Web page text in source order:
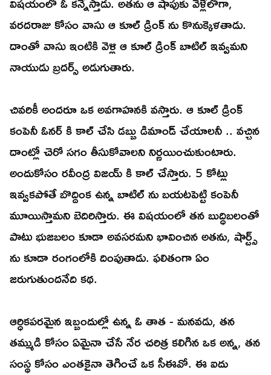
వరదరాజు కోసం వాసు ఆ కూల్ డ్రింక్ ను కొనుక్కెళతాడు.
దాంతో వాసు ఇంటికి వెళ్లి ఆ కూల్ డ్రింక్ బాటిల్ ఇవ్వమని
నాయుడు బ్రదర్స్ అడుగుతారు.
చివరికీ అందరూ ఒక అవగాహనకి వస్తారు. ఆ కూల్ డ్రింక్
కంపెనీ ఓనర్ కి కాల్ చేసి డబ్బు డిమాండ్ చేయాలనీ .. వచ్చిన
దాంట్లో చెరో సగం తీసుకోవాలని నిర్ణయించుకుంటారు.
అందుకోసం రవీంద్ర విజయ్ కి కాల్ చేస్తారు. 5 కోట్లు
ఇవ్వకపోతే బొద్దింక ఉన్న బాటిల్ ను బయటపెట్టి కంపెనీ
మూయిస్తామని బెదిరిస్తారు. ఈ విషయంలో తన బుద్ధిబలంతో
పాటు భుజబలం కూడా అవసరమని భావించిన అతను, షార్ట్స్
ను కూడా రంగంలోకి దింపుతాడు. ఫలితంగా ఏం
జరుగుతుందనేది కథ.
ఆర్ధికపరమైన ఇబ్బందుల్లో ఉన్న ఓ తాత - మనవడు, తన
తమ్ముడి కోసం ఏమైనా చేసే నేర చరిత్ర కలిగిన ఒక అన్న, తన
సంస్థ కోసం ఎంతకైనా తెగించే ఒక సీఈవో. ఈ ఐదు